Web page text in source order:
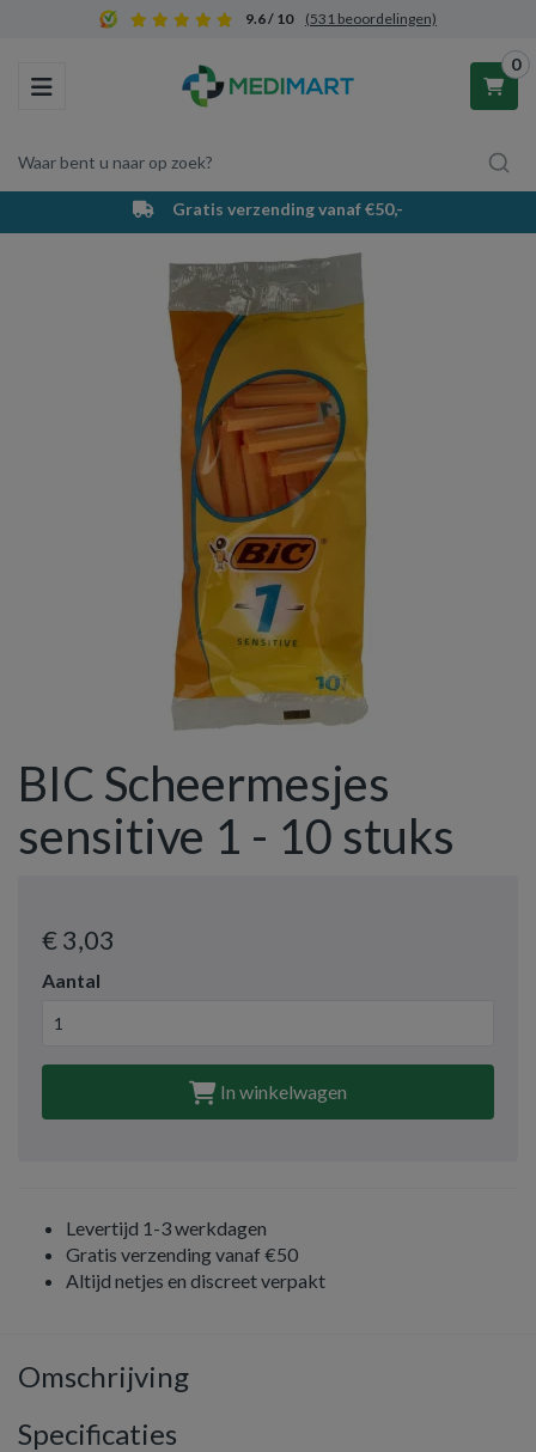
9.6 / 10 (531 beoordelingen)
Toggle navigation
Waar bent u naar op zoek?
0
Winkelwagen
Uw winkelwagen is leeg.
Vul hem met producten.
Gratis verzending vanaf €50,-
BIC Scheermesjes
sensitive 1 - 10 stuks
€ 3,03
Aantal
In winkelwagen
Levertijd 1-3 werkdagen
Gratis verzending vanaf €50
Altijd netjes en discreet verpakt
Omschrijving
Specificaties